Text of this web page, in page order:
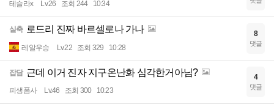
테슬라x Lv.26 조회 244 10:34
실축 로드리 진짜 바르셀로나 가나
레알우승 Lv.22 조회 329 10:28
8
댓글
잡담 근데 이거 진자 지구온난화 심각한거아님?
피생폼사 Lv.46 조회 300 10:23
4
댓글